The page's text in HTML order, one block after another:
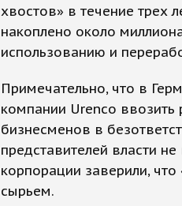
хвостов» в течение трех
накоплено около
использованию и
Примечательно, что в
компании Urenco
бизнесменов в
представителей власти
корпорации заверили,
сырьем.